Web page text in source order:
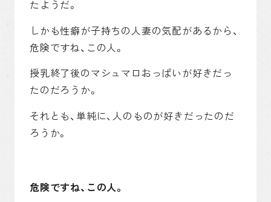
をキャラ萌えしながら楽しめる読み物コンテンツです。
たようだ。
しかも性癖が子持ちの人妻の気配があるから、
危険ですね、この人。
授乳終了後のマシュマロおっぱいが好きだっ
たのだろうか。
それとも、単純に、人のものが好きだったのだ
ろうか。
危険ですね、この人。